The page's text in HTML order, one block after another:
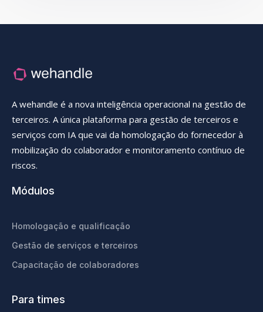
A wehandle é a nova inteligência operacional na gestão de
terceiros. A única plataforma para gestão de terceiros e
serviços com IA que vai da homologação do fornecedor à
mobilização do colaborador e monitoramento contínuo de
riscos.
Módulos
Homologação e qualificação
Gestão de serviços e terceiros
Capacitação de colaboradores
Para times